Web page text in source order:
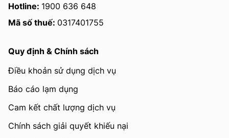
Hotline: 1900 636 648
Mã số thuế: 0317401755
Quy định & Chính sách
Điều khoản sử dụng dịch vụ
Báo cáo lạm dụng
Cam kết chất lượng dịch vụ
Chính sách giải quyết khiếu nại